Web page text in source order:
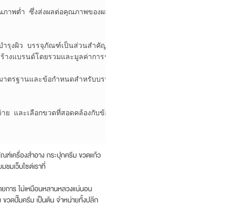
ภาพต่ำ ซึ่งส่งผลต่อคุณภาพของผลิตภัณฑ์
รุงผิว บรรจุภัณฑ์เป็นส่วนสำคัญที่ทำให้ผลิตภัณฑ์น่าดึงดูด
งแบรนด์โดยรวมและมูลค่าการรับรู้ของผลิตภัณฑ์
าตรฐานและข้อกำหนดสำหรับบรรจุภัณฑ์
ย และเลือกขวดที่สอดคล้องกับข้อกำหนดเหล่านั้น
ครื่องสำอาง กระปุกครีม ขวดแก้ว
ชมเว็บไซต์เราที่
การ ไม่เหมือนหลานหลวงแน่นอน
ขวดปั๊มครีม เป็นต้น จำหน่ายทั้งปลีก